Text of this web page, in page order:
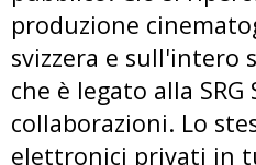
produzione
svizzera e sull'intero
che è legato alla SRG
collaborazioni. Lo
elettronici privati in